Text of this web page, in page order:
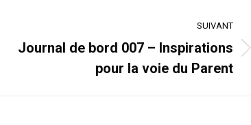
SUIVANT
ArticleJournal de bord 007 – Inspirations
pour la voie du Parent